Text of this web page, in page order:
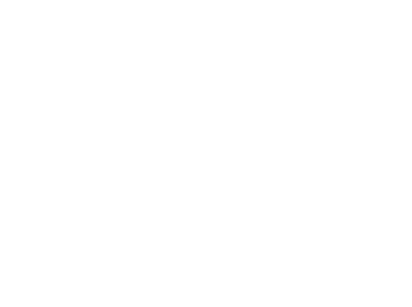
närhet, styrka och mod.
för vardagens verklighet och i allt däremellan.
visste. Där man kunde vara sig själv, fullt ut.
vänskaper växte fram och ett nätverk av stöd tog form. Relationer som fortsätter